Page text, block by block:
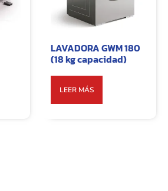
LAVADORA GWM 180
(18 kg capacidad)
LEER MÁS